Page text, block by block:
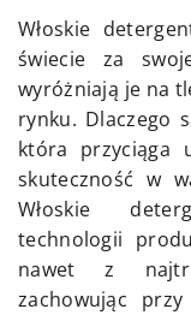
Włoskie
świecie za
wyróżniają je na
rynku. Dlaczego
która przyciąga
skuteczność w
Włoskie
technologii
nawet z
zachowując